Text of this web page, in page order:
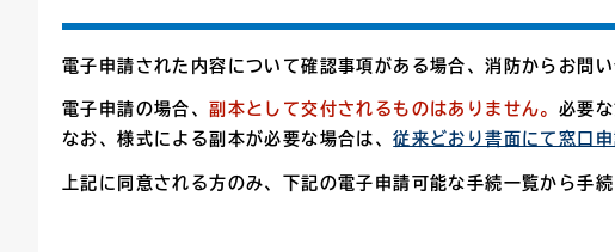
電子申請された内容について確認事項がある場合、消防からお問
電子申請の場合、副本として交付されるものはありません。 必要
なお、様式による副本が必要な場合は、従来どおり書面にて窓口申
上記に同意される方のみ、下記の電子申請可能な手続一覧から手